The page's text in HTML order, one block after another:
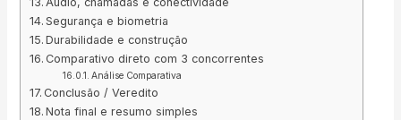
Segurança e biometria
Durabilidade e construção
Comparativo direto com 3 concorrentes
Análise Comparativa
Conclusão / Veredito
Nota final e resumo simples